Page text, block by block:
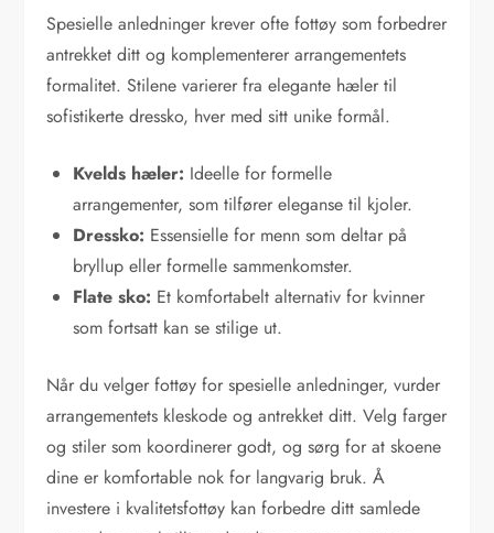
Spesielle anledninger krever ofte fottøy som forbedrer
antrekket ditt og komplementerer arrangementets
formalitet. Stilene varierer fra elegante hæler til
sofistikerte dressko, hver med sitt unike formål.
Kvelds hæler: Ideelle for formelle
arrangementer, som tilfører eleganse til kjoler.
Dressko: Essensielle for menn som deltar på
bryllup eller formelle sammenkomster.
Flate sko: Et komfortabelt alternativ for kvinner
som fortsatt kan se stilige ut.
Når du velger fottøy for spesielle anledninger, vurder
arrangementets kleskode og antrekket ditt. Velg farger
og stiler som koordinerer godt, og sørg for at skoene
dine er komfortable nok for langvarig bruk. Å
investere i kvalitetsfottøy kan forbedre ditt samlede